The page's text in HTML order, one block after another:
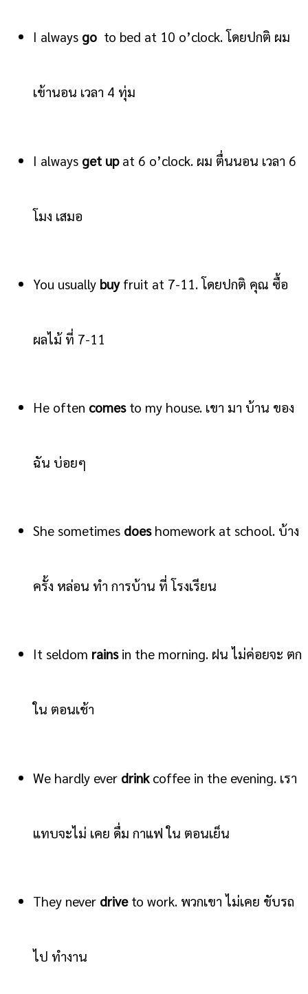
I always go to bed at 10 o’clock. โดยปกติ ผม
เข้านอน เวลา 4 ทุ่ม
I always get upat 6 o’clock. ผม ตื่นนอน เวลา 6
โมง เสมอ
You usually buyfruit at 7-11. โดยปกติ คุณ ซื้อ
ผลไม้ ที่ 7-11
He often comesto my house. เขา มา บ้าน ของ
ฉัน บ่อยๆ
She sometimes doeshomework at school. บ้าง
ครั้ง หล่อน ทำ การบ้าน ที่ โรงเรียน
It seldom rainsin the morning. ฝน ไม่ค่อยจะ ตก
ใน ตอนเช้า
We hardly ever drinkcoffee in the evening. เรา
แทบจะไม่ เคย ดื่ม กาแฟ ใน ตอนเย็น
They never driveto work. พวกเขา ไม่เคย ขับรถ
ไป ทำงาน